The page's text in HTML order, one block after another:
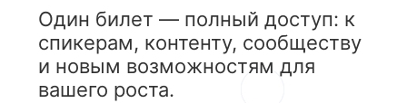
Один билет — полный доступ: к
спикерам, контенту, сообществу
и новым возможностям для
вашего роста.